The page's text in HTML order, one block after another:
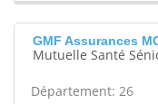
GMF Assurances
Mutuelle Santé
Département: 26